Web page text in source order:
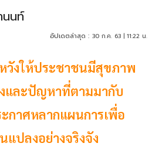
นนท์
อัปเดตล่าสุด : 30 ก.ค. 63 | 11:22 น.
วังให้ประชาชนมีสุขภาพ
และปัญหาที่ตามมากับ
กาศหลากแผนการเพื่อ
แปลงอย่างจริงจัง